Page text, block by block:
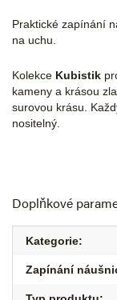
Praktické zapínání
na uchu.
Kolekce Kubistik
kameny a krásou
surovou krásu.
nositelný.
Doplňkové
Kategorie:
Zapínání